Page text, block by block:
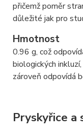
přičemž poměr
důležité jak pro
Hmotnost
0.96 g, což
biologických
zároveň odpovídá
Pryskyřice a